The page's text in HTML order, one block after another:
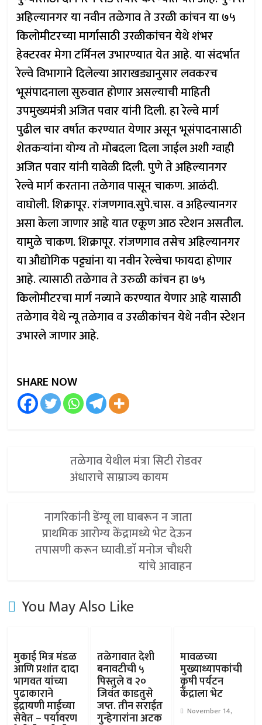
अहिल्यानगर या नवीन तळेगाव ते उरळी कांचन या ७५
किलोमीटरच्या मार्गासाठी उरळीकांचन येथे शंभर
हेक्टरवर मेगा टर्मिनल उभारण्यात येत आहे. या संदर्भात
रेल्वे विभागाने दिलेल्या आराखड्यानुसार लवकरच
भूसंपादनाला सुरुवात होणार असल्याची माहिती
उपमुख्यमंत्री अजित पवार यांनी दिली. हा रेल्वे मार्ग
पुढील चार वर्षात करण्यात येणार असून भूसंपादनासाठी
शेतकऱ्यांना योग्य तो मोबदला दिला जाईल अशी ग्वाही
अजित पवार यांनी यावेळी दिली. पुणे ते अहिल्यानगर
रेल्वे मार्ग करताना तळेगाव पासून चाकण. आळंदी.
वाघोली. शिक्रापूर. रांजणगाव.सुपे.चास. व अहिल्यानगर
असा केला जाणार आहे यात एकूण आठ स्टेशन असतील.
यामुळे चाकण. शिक्रापूर. रांजणगाव तसेच अहिल्यानगर
या औद्योगिक पट्ट्यांना या नवीन रेल्वेचा फायदा होणार
आहे. त्यासाठी तळेगाव ते उरुळी कांचन हा ७५
किलोमीटरचा मार्ग नव्याने करण्यात येणार आहे यासाठी
तळेगाव येथे न्यू तळेगाव व उरळीकांचन येथे नवीन स्टेशन
उभारले जाणार आहे.
SHARE NOW
तळेगाव येथील मंत्रा सिटी रोडवर
अंधाराचे साम्राज्य कायम
नागरिकांनी डेंग्यू ला घाबरून न जाता
प्राथमिक आरोग्य केंद्रामध्ये भेट देऊन
तपासणी करून घ्यावी.डाॅ मनोज चौधरी
यांचे आवाहन
You May Also Like
मुकाई मित्र मंडळ
आणि प्रशांत दादा
भागवत यांच्या
पुढाकाराने
इंद्रायणी माईच्या
सेवेत – पर्यावरण
तळेगावात देशी
बनावटीची ५
पिस्तुले व २०
जिवंत काडतुसे
जप्त. तीन सराईत
गुन्हेगारांना अटक
मावळच्या
मुख्याध्यापकांची
कृषी पर्यटन
केंद्राला भेट
November 14,